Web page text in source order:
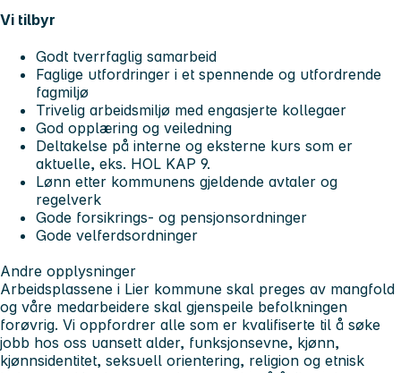
Vi tilbyr
Godt tverrfaglig samarbeid
Faglige utfordringer i et spennende og utfordrende
fagmiljø
Trivelig arbeidsmiljø med engasjerte kollegaer
God opplæring og veiledning
Deltakelse på interne og eksterne kurs som er
aktuelle, eks. HOL KAP 9.
Lønn etter kommunens gjeldende avtaler og
regelverk
Gode forsikrings- og pensjonsordninger
Gode velferdsordninger
Andre opplysninger
Arbeidsplassene i Lier kommune skal preges av mangfold
og våre medarbeidere skal gjenspeile befolkningen
forøvrig. Vi oppfordrer alle som er kvalifiserte til å søke
jobb hos oss uansett alder, funksjonsevne, kjønn,
kjønnsidentitet, seksuell orientering, religion og etnisk